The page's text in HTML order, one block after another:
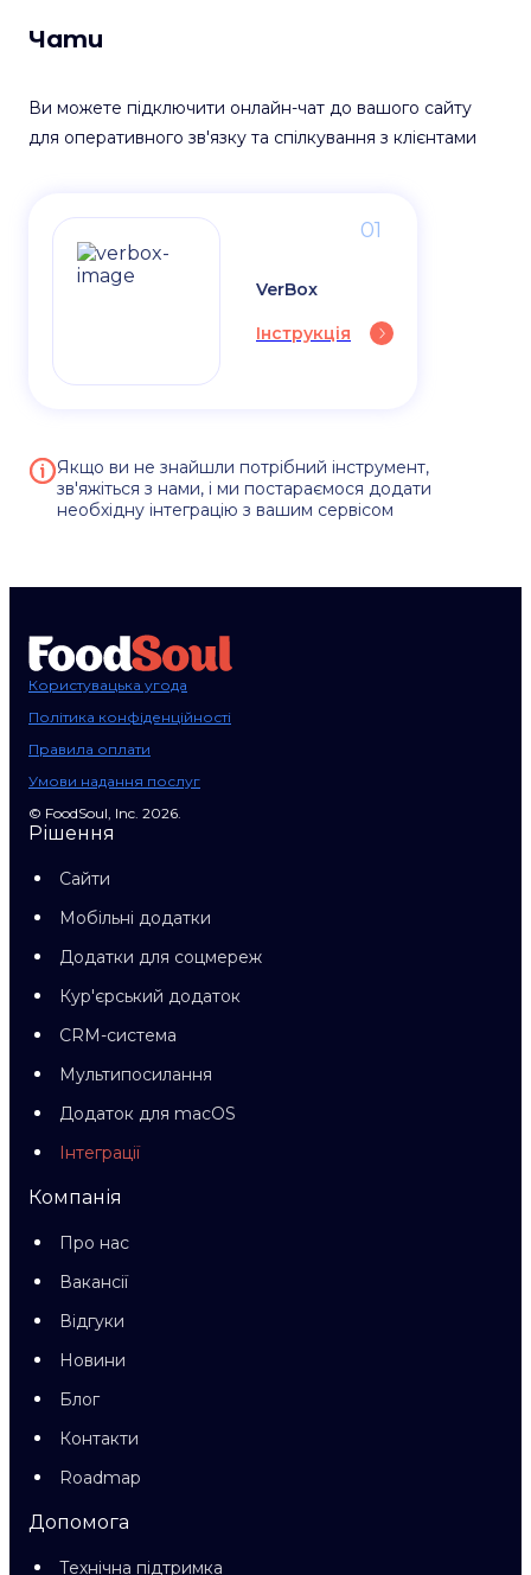
Чати
Ви можете підключити онлайн-чат до вашого сайту
для оперативного зв'язку та спілкування з клієнтами
01
VerBox
Інструкція
Якщо ви не знайшли потрібний інструмент,
зв'яжіться з нами, і ми постараємося додати
необхідну інтеграцію з вашим сервісом
Користувацька угода
Політика конфіденційності
Правила оплати
Умови надання послуг
© FoodSoul, Inc. 2026.
Рішення
Сайти
Мобільні додатки
Додатки для соцмереж
Кур'єрський додаток
CRM-система
Мультипосилання
Додаток для macOS
Інтеграції
Компанія
Про нас
Вакансії
Відгуки
Новини
Блог
Контакти
Roadmap
Допомога
Технічна підтримка